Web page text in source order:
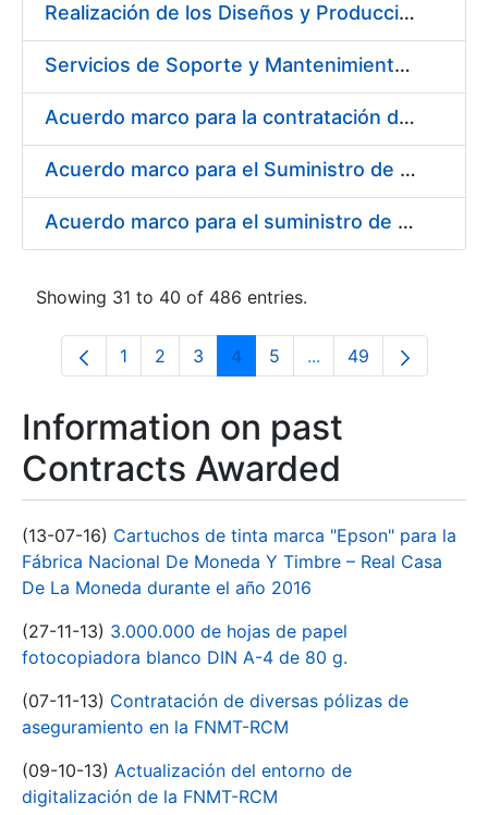
Realización de los Diseños y Producción del Material Gráfico, en sus diferentes formatos y dispositivos, para la correcta comunicación, tanto interna como externa, de la entidad pública empresarial, Fábrica Nacional de Moneda y Timbre-Real Casa de la Moneda (FNMT-RCM)
Servicios de Soporte y Mantenimiento Integral (correctivo, preventivo, evolutivo) del Sistema de Gestión del Ciclo de Vida de las Aplicaciones en el Área de Desarrollo de CERES
Acuerdo marco para la contratación del suministro de material de informática para equipos de producción
Acuerdo marco para el Suministro de Consumibles Informáticos
Acuerdo marco para el suministro de material de filtración
Showing 31 to 40 of 486 entries.
Page
1 Page
2 Page
3 Page
4 Page
5 ...Intermediate Pages
Page
49
Information on past
Contracts Awarded
(13-07-16) Cartuchos de tinta marca "Epson" para la
Fábrica Nacional De Moneda Y Timbre – Real Casa
De La Moneda durante el año 2016
(27-11-13) 3.000.000 de hojas de papel
fotocopiadora blanco DIN A-4 de 80 g.
(07-11-13) Contratación de diversas pólizas de
aseguramiento en la FNMT-RCM
(09-10-13) Actualización del entorno de
digitalización de la FNMT-RCM